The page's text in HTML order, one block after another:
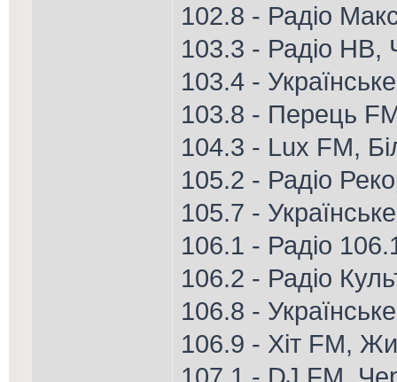
102.8 - Радіо
103.3 - Радіо НВ,
103.4 -
103.8 - Перець
104.3 - Lux FM,
105.2 - Радіо
105.7 -
106.1 - Радіо
106.2 - Радіо
106.8 -
106.9 - Хіт FM,